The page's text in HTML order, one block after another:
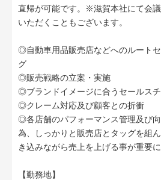
直帰が可能です。※滋賀本社にて会
いただくこともございます。
◎自動車用品販売店などへのルート
グ
◎販売戦略の立案・実施
◎ブランドイメージに合うセールス
◎クレーム対応及び顧客との折衝
◎各店舗のパフォーマンス管理及び
為、しっかりと販売店とタッグを組
き込みながら売上を上げる事が重要に
【勤務地】